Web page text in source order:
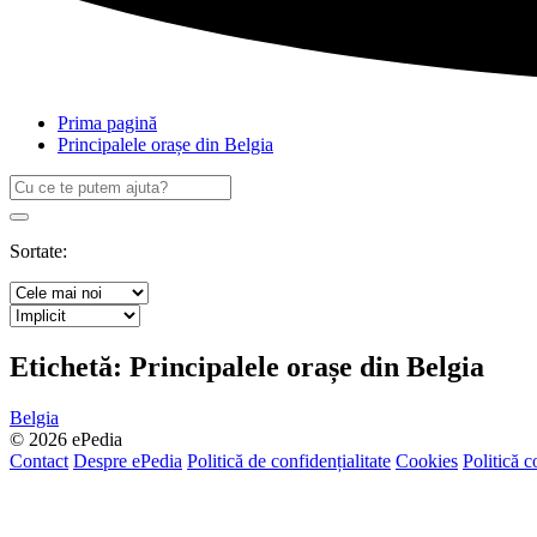
Prima pagină
Principalele orașe din Belgia
Caută
după:
Search
Sortate:
Etichetă: Principalele orașe din Belgia
Belgia
© 2026 ePedia
Contact Despre ePedia Politică de confidențialitate Cookies Politică